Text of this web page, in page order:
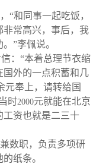
“和同事一起吃饭，
非常高兴，事后，我
”李佩说。
：“本着总理节衣缩
国外的一点积蓄和几
元奉上，请转给国
时2000元就能在北京
工资也就是二三十
数职，负责多项研
纸条。